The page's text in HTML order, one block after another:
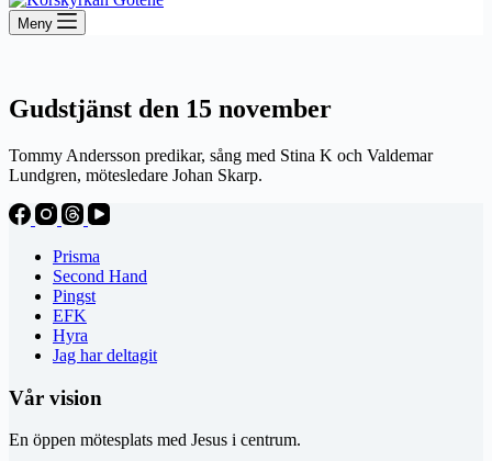
Meny
Gudstjänst den 15 november
Tommy Andersson predikar, sång med Stina K och Valdemar
Lundgren, mötesledare Johan Skarp.
Prisma
Second Hand
Pingst
EFK
Hyra
Jag har deltagit
Vår vision
En öppen mötesplats med Jesus i centrum.